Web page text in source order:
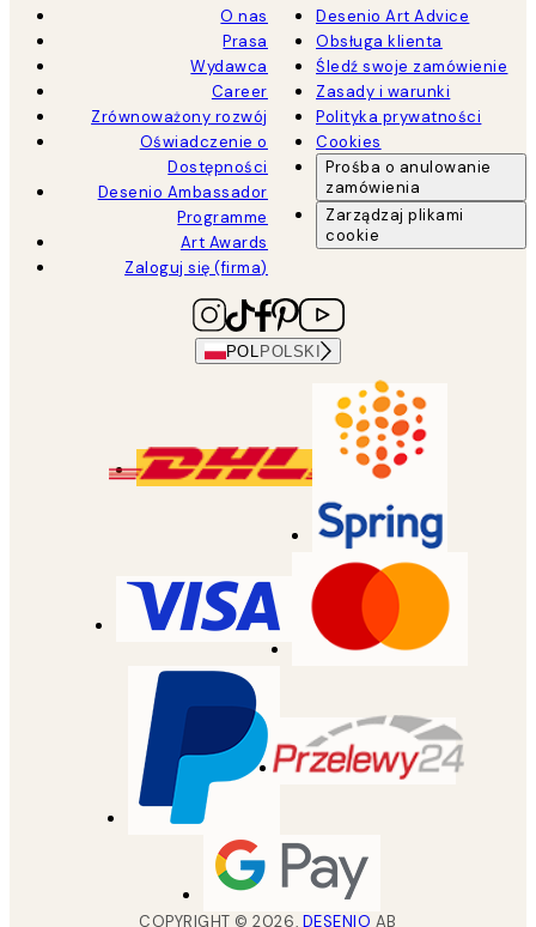
O nas
Prasa
Wydawca
Career
Zrównoważony rozwój
Oświadczenie o
Dostępności
Desenio Ambassador
Programme
Art Awards
Zaloguj się (firma)
Desenio Art Advice
Obsługa klienta
Śledź swoje zamówienie
Zasady i warunki
Polityka prywatności
Cookies
Prośba o anulowanie
zamówienia
Zarządzaj plikami
cookie
POL POLSKI
COPYRIGHT ©2026, DESENIO AB